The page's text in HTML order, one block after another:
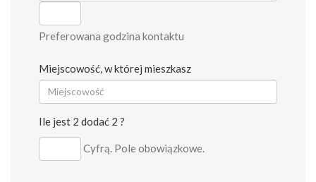
Preferowana godzina kontaktu
Miejscowość, w której mieszkasz
Ile jest 2 dodać 2 ?
Cyfrą. Pole obowiązkowe.